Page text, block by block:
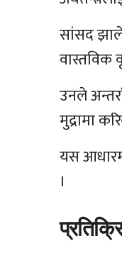
सांसद झाले
वास्तविक
उनले
मुद्रामा
यस
।